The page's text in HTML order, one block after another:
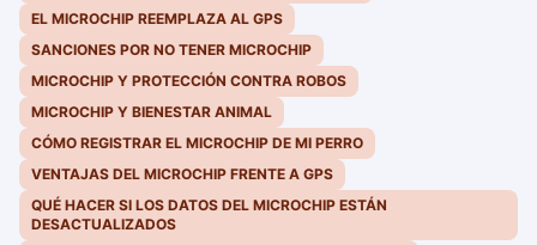
EL MICROCHIP REEMPLAZA AL GPS
SANCIONES POR NO TENER MICROCHIP
MICROCHIP Y PROTECCIÓN CONTRA ROBOS
MICROCHIP Y BIENESTAR ANIMAL
CÓMO REGISTRAR EL MICROCHIP DE MI PERRO
VENTAJAS DEL MICROCHIP FRENTE A GPS
QUÉ HACER SI LOS DATOS DEL MICROCHIP ESTÁN
DESACTUALIZADOS